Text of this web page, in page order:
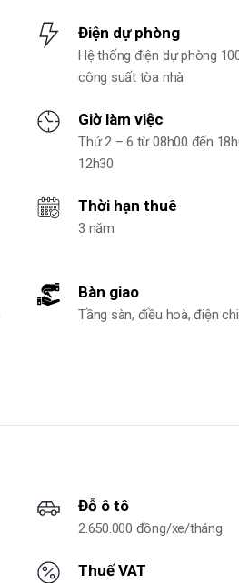
Điện dự phòng
Hệ thống điện dự phòng
công suất tòa nhà
Giờ làm việc
Thứ 2 – 6 từ 08h00 đến
12h30
Thời hạn thuê
3 năm
Bàn giao
Tầng sàn, điều hoà, điện
Đỗ ô tô
2.650.000 đồng/xe/tháng
Thuế VAT